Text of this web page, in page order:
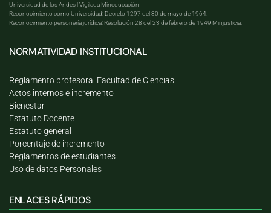
Universidad de los Andes | Vigilada Mineducación
Reconocimiento como Universidad: Decreto 1297 del 30 de mayo de 1964.
Reconocimiento personería jurídica: Resolución 28 del 23 de febrero de 1949 Minjusticia.
NORMATIVIDAD INSTITUCIONAL
Reglamento profesoral Facultad de Ciencias
Actos internos e incremento
Bienestar
Estatuto Docente
Estatuto general
Porcentaje de incremento
Reglamentos de estudiantes
Uso de datos Personales
ENLACES RÁPIDOS